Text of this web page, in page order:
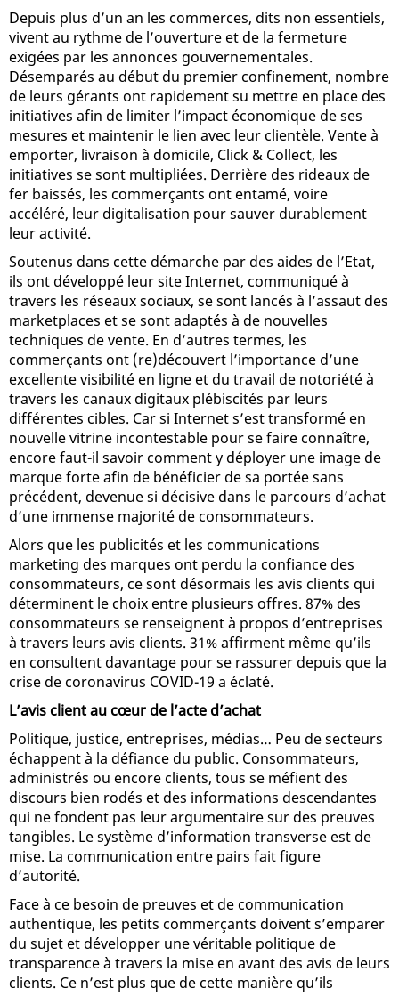
Depuis plus d’un an les commerces, dits non essentiels,
vivent au rythme de l’ouverture et de la fermeture
exigées par les annonces gouvernementales.
Désemparés au début du premier confinement, nombre
de leurs gérants ont rapidement su mettre en place des
initiatives afin de limiter l’impact économique de ses
mesures et maintenir le lien avec leur clientèle. Vente à
emporter, livraison à domicile, Click & Collect, les
initiatives se sont multipliées. Derrière des rideaux de
fer baissés, les commerçants ont entamé, voire
accéléré, leur digitalisation pour sauver durablement
leur activité.
Soutenus dans cette démarche par des aides de l’Etat,
ils ont développé leur site Internet, communiqué à
travers les réseaux sociaux, se sont lancés à l’assaut des
marketplaces et se sont adaptés à de nouvelles
techniques de vente. En d’autres termes, les
commerçants ont (re)découvert l’importance d’une
excellente visibilité en ligne et du travail de notoriété à
travers les canaux digitaux plébiscités par leurs
différentes cibles. Car si Internet s’est transformé en
nouvelle vitrine incontestable pour se faire connaître,
encore faut-il savoir comment y déployer une image de
marque forte afin de bénéficier de sa portée sans
précédent, devenue si décisive dans le parcours d’achat
d’une immense majorité de consommateurs.
Alors que les publicités et les communications
marketing des marques ont perdu la confiance des
consommateurs, ce sont désormais les avis clients qui
déterminent le choix entre plusieurs offres. 87% des
consommateurs se renseignent à propos d’entreprises
à travers leurs avis clients. 31% affirment même qu’ils
en consultent davantage pour se rassurer depuis que la
crise de coronavirus COVID-19 a éclaté.
L’avis client au cœur de l’acte d’achat
Politique, justice, entreprises, médias… Peu de secteurs
échappent à la défiance du public. Consommateurs,
administrés ou encore clients, tous se méfient des
discours bien rodés et des informations descendantes
qui ne fondent pas leur argumentaire sur des preuves
tangibles. Le système d’information transverse est de
mise. La communication entre pairs fait figure
d’autorité.
Face à ce besoin de preuves et de communication
authentique, les petits commerçants doivent s’emparer
du sujet et développer une véritable politique de
transparence à travers la mise en avant des avis de leurs
clients. Ce n’est plus que de cette manière qu’ils